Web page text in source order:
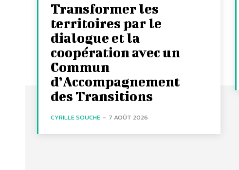
Transformer les
territoires par le
dialogue et la
coopération avec un
Commun
d’Accompagnement
des Transitions
CYRILLE SOUCHE - 7 AOÛT 2026